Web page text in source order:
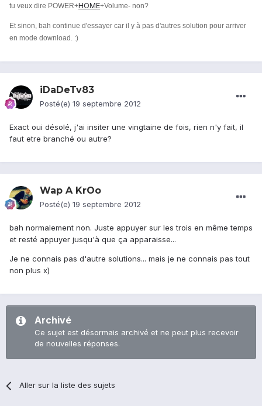
tu veux dire POWER+HOME+Volume- non?
Et sinon, bah continue d'essayer car il y à pas d'autres solution pour arriver
en mode download. :)
iDaDeTv83
Posté(e) 19 septembre 2012
Exact oui désolé, j'ai insiter une vingtaine de fois, rien n'y fait, il
faut etre branché ou autre?
Wap A KrOo
Posté(e) 19 septembre 2012
bah normalement non. Juste appuyer sur les trois en même temps
et resté appuyer jusqu'à que ça apparaisse...
Je ne connais pas d'autre solutions... mais je ne connais pas tout
non plus x)
Archivé
Ce sujet est désormais archivé et ne peut plus recevoir
de nouvelles réponses.
Aller sur la liste des sujets